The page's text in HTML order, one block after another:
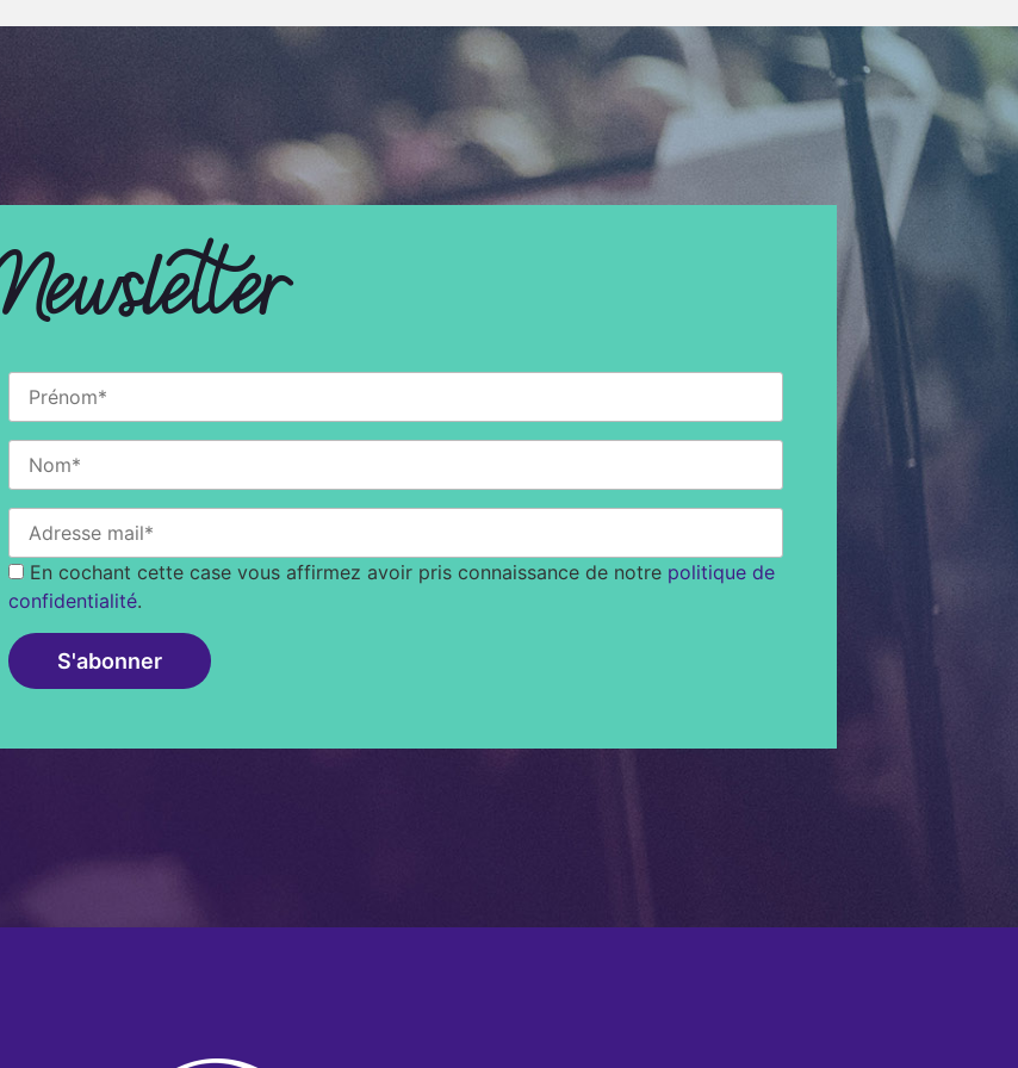
Newsletter
En cochant cette case vous affirmez avoir pris connaissance de notre politique de
confidentialité.